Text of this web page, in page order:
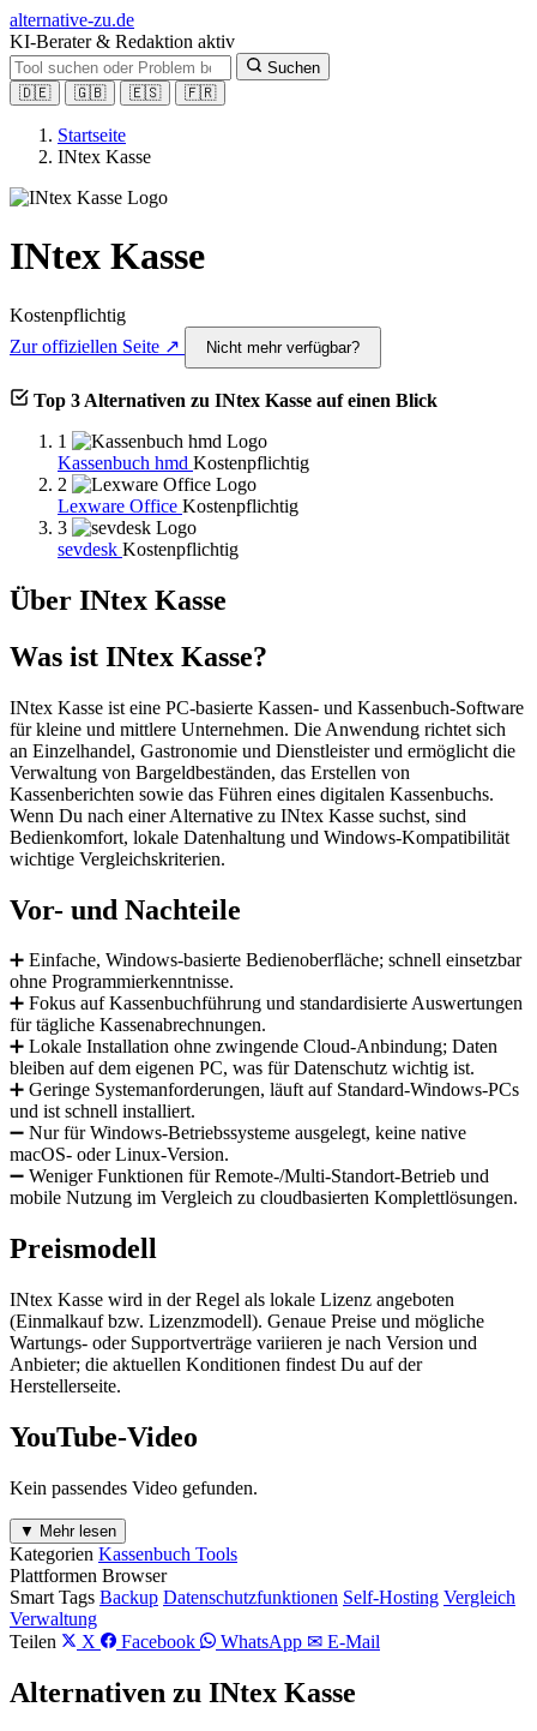
alternative-zu.de
KI-Berater & Redaktion aktiv
Suchen
🇩🇪
🇬🇧 🇪🇸 🇫🇷
Startseite
INtex Kasse
INtex Kasse
Kostenpflichtig
Zur offiziellen Seite ↗
Nicht mehr verfügbar?
Top 3 Alternativen zu INtex Kasse auf einen Blick
1
Kassenbuch hmd Kostenpflichtig
2
Lexware Office Kostenpflichtig
3
sevdesk Kostenpflichtig
Über INtex Kasse
Was ist INtex Kasse?
INtex Kasse ist eine PC-basierte Kassen- und Kassenbuch-Software
für kleine und mittlere Unternehmen. Die Anwendung richtet sich
an Einzelhandel, Gastronomie und Dienstleister und ermöglicht die
Verwaltung von Bargeldbeständen, das Erstellen von
Kassenberichten sowie das Führen eines digitalen Kassenbuchs.
Wenn Du nach einer Alternative zu INtex Kasse suchst, sind
Bedienkomfort, lokale Datenhaltung und Windows-Kompatibilität
wichtige Vergleichskriterien.
Vor- und Nachteile
➕ Einfache, Windows-basierte Bedienoberfläche; schnell einsetzbar
ohne Programmierkenntnisse.
➕ Fokus auf Kassenbuchführung und standardisierte Auswertungen
für tägliche Kassenabrechnungen.
➕ Lokale Installation ohne zwingende Cloud-Anbindung; Daten
bleiben auf dem eigenen PC, was für Datenschutz wichtig ist.
➕ Geringe Systemanforderungen, läuft auf Standard-Windows-PCs
und ist schnell installiert.
➖ Nur für Windows-Betriebssysteme ausgelegt, keine native
macOS- oder Linux-Version.
➖ Weniger Funktionen für Remote-/Multi-Standort-Betrieb und
mobile Nutzung im Vergleich zu cloudbasierten Komplettlösungen.
Preismodell
INtex Kasse wird in der Regel als lokale Lizenz angeboten
(Einmalkauf bzw. Lizenzmodell). Genaue Preise und mögliche
Wartungs- oder Supportverträge variieren je nach Version und
Anbieter; die aktuellen Konditionen findest Du auf der
Herstellerseite.
YouTube-Video
Kein passendes Video gefunden.
▼ Mehr lesen
Kategorien Kassenbuch Tools
Plattformen Browser
Smart Tags Backup Datenschutzfunktionen Self-Hosting Vergleich
Verwaltung
Teilen
X Facebook WhatsApp ✉ E-Mail
Alternativen zu INtex Kasse